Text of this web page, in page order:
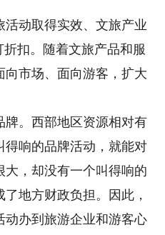
动取得实效、文旅产业
扣。随着文旅产品和服
市场、面向游客，扩大
。西部地区资源相对有
得响的品牌活动，就能对
，却没有一个叫得响的
地方财政负担。因此，
动办到旅游企业和游客心